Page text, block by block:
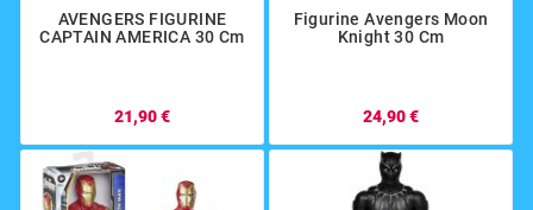
AVENGERS FIGURINE
CAPTAIN AMERICA 30 Cm
21,90 €
Figurine Avengers Moon
Knight 30 Cm
24,90 €